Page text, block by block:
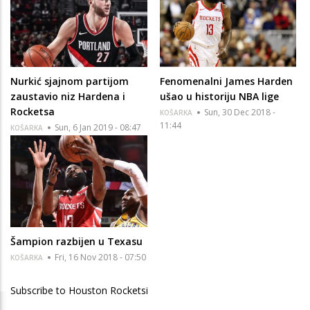
Nurkić sjajnom partijom
zaustavio niz Hardena i
Rocketsa
KOŠARKA Sun, 6 Jan 2019 - 08:47
Fenomenalni James Harden
ušao u historiju NBA lige
KOŠARKA
Sun, 30 Dec 2018 -
11:44
Šampion razbijen u Texasu
KOŠARKA Fri, 16 Nov 2018 - 07:50
Subscribe to Houston Rocketsi